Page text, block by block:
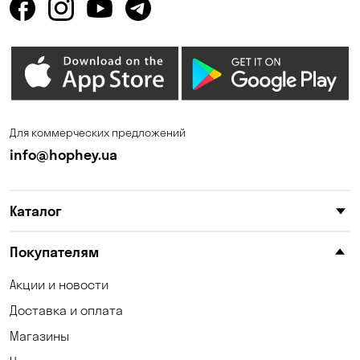
Для коммерческих предложений
info@hophey.ua
Каталог
Покупателям
Акции и новости
Доставка и оплата
Магазины